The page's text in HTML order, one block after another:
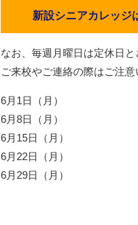
新設シニアカレッジ
なお、毎週月曜日は定休日と
ご来校やご連絡の際はご注意
6月1日（月）
6月8日（月）
6月15日（月）
6月22日（月）
6月29日（月）